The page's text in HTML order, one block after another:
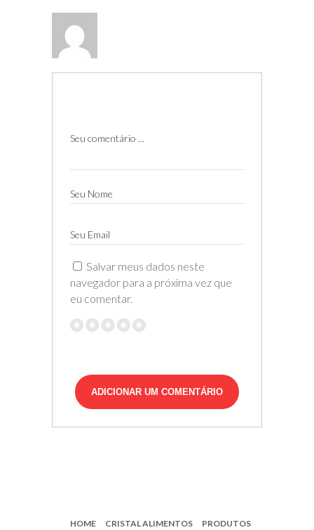
Seu comentário ...
Seu Nome
Seu Email
Salvar meus dados neste
navegador para a próxima vez que
eu comentar.
HOME CRISTAL ALIMENTOS PRODUTOS